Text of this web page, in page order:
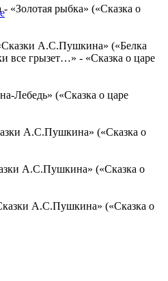
«Золотая рыбка» («Сказка о
А.С.Пушкина» («Белка
все грызет…» - «Сказка о царе
Лебедь» («Сказка о царе
А.С.Пушкина» («Сказка о
А.С.Пушкина» («Сказка о
А.С.Пушкина» («Сказка о